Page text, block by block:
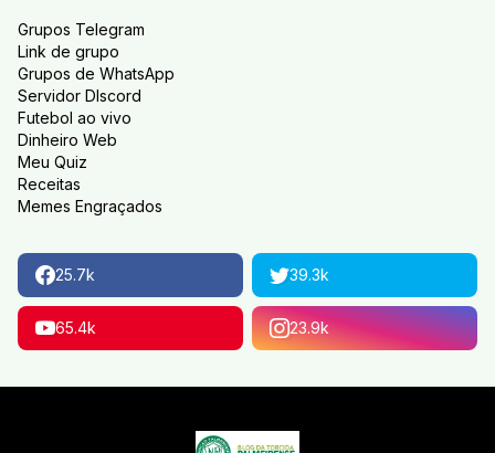
Grupos Telegram
Link de grupo
Grupos de WhatsApp
Servidor DIscord
Futebol ao vivo
Dinheiro Web
Meu Quiz
Receitas
Memes Engraçados
25.7k 39.3k
65.4k 23.9k